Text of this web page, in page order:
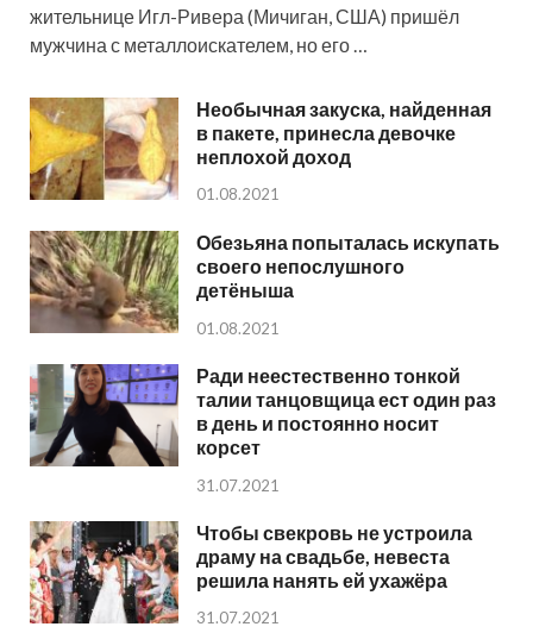
жительнице Игл-Ривера (Мичиган, США) пришёл
мужчина с металлоискателем, но его …
Необычная закуска, найденная
в пакете, принесла девочке
неплохой доход
01.08.2021
Обезьяна попыталась искупать
своего непослушного
детёныша
01.08.2021
Ради неестественно тонкой
талии танцовщица ест один раз
в день и постоянно носит
корсет
31.07.2021
Чтобы свекровь не устроила
драму на свадьбе, невеста
решила нанять ей ухажёра
31.07.2021